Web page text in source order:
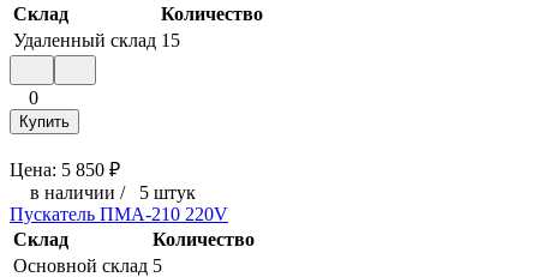
Склад
Количество
Удаленный склад 15
0
Купить
Цена: 5 850 ₽
в наличии / 5 штук
Пускатель ПМА-210 220V
Склад
Количество
Основной склад 5